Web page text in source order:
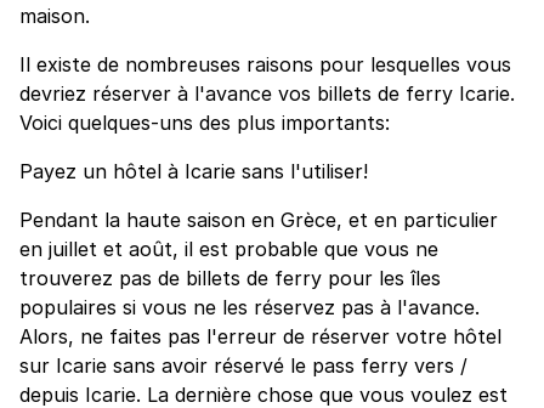
maison.
Il existe de nombreuses raisons pour lesquelles vous
devriez réserver à l'avance vos billets de ferry Icarie.
Voici quelques-uns des plus importants:
Payez un hôtel à Icarie sans l'utiliser!
Pendant la haute saison en Grèce, et en particulier
en juillet et août, il est probable que vous ne
trouverez pas de billets de ferry pour les îles
populaires si vous ne les réservez pas à l'avance.
Alors, ne faites pas l'erreur de réserver votre hôtel
sur Icarie sans avoir réservé le pass ferry vers /
depuis Icarie. La dernière chose que vous voulez est